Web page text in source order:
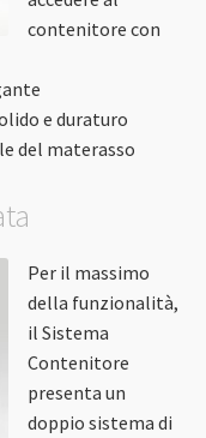
contenitore con
e duraturo
del materasso
Per il massimo
della funzionalità,
il Sistema
Contenitore
presenta un
doppio sistema di